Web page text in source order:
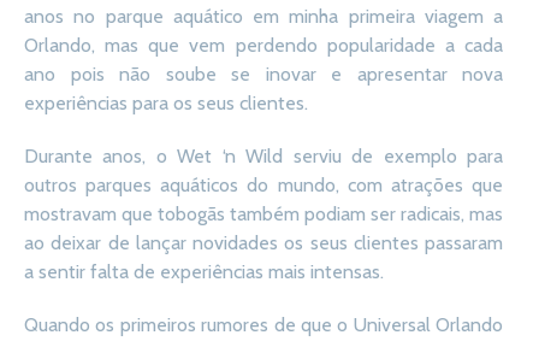
anos no parque aquático em minha primeira viagem a
Orlando, mas que vem perdendo popularidade a cada
ano pois não soube se inovar e apresentar nova
experiências para os seus clientes.
Durante anos, o Wet ‘n Wild serviu de exemplo para
outros parques aquáticos do mundo, com atrações que
mostravam que tobogãs também podiam ser radicais, mas
ao deixar de lançar novidades os seus clientes passaram
a sentir falta de experiências mais intensas.
Quando os primeiros rumores de que o Universal Orlando